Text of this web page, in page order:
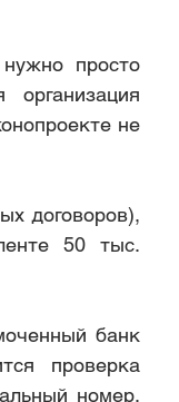
просто
не
договоров),
50 тыс.
банк
проверка
номер.